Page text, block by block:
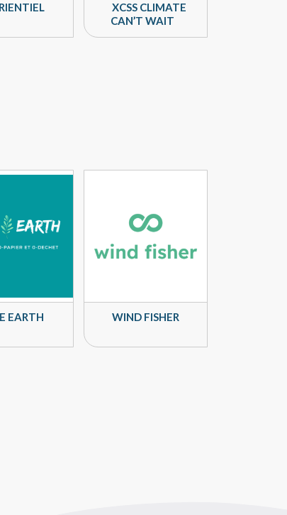
XCSS CLIMATE
CAN’T WAIT
EARTH WIND FISHER